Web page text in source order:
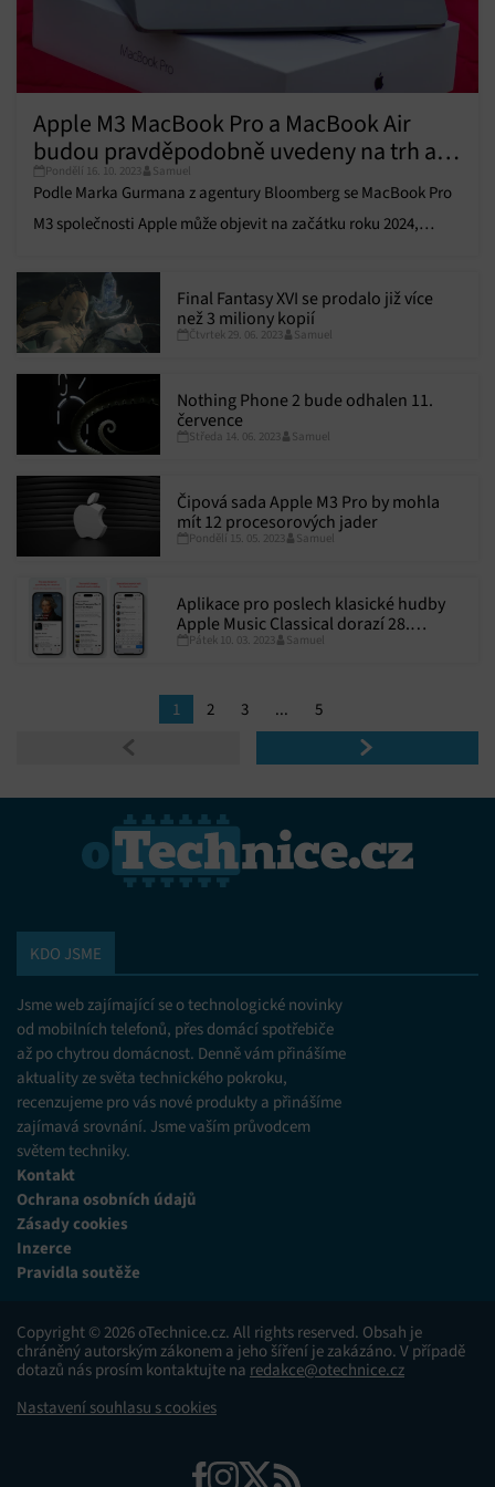
Apple M3 MacBook Pro a MacBook Air
budou pravděpodobně uvedeny na trh až
příští rok
Pondělí 16. 10. 2023 Samuel
Podle Marka Gurmana z agentury Bloomberg se MacBook Pro
M3 společnosti Apple může objevit na začátku roku 2024,
později.
Final Fantasy XVI se prodalo již více
než 3 miliony kopií
Čtvrtek 29. 06. 2023 Samuel
Nothing Phone 2 bude odhalen 11.
července
Středa 14. 06. 2023 Samuel
Čipová sada Apple M3 Pro by mohla
mít 12 procesorových jader
Pondělí 15. 05. 2023 Samuel
Aplikace pro poslech klasické hudby
Apple Music Classical dorazí 28.
března
Pátek 10. 03. 2023 Samuel
1 2 3 ... 5
KDO JSME
Jsme web zajímající se o technologické novinky
od mobilních telefonů, přes domácí spotřebiče
až po chytrou domácnost. Denně vám přinášíme
aktuality ze světa technického pokroku,
recenzujeme pro vás nové produkty a přinášíme
zajímavá srovnání. Jsme vaším průvodcem
světem techniky.
Kontakt
Ochrana osobních údajů
Zásady cookies
Inzerce
Pravidla soutěže
Copyright © 2026 oTechnice.cz. All rights reserved. Obsah je
chráněný autorským zákonem a jeho šíření je zakázáno. V případě
dotazů nás prosím kontaktujte na redakce@otechnice.cz
Nastavení souhlasu s cookies